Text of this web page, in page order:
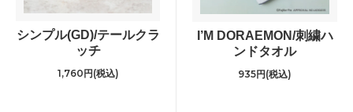
シンプル(GD)/テールクラ
ッチ
1,760円(税込)
I’M DORAEMON/刺繍ハ
ンドタオル
935円(税込)